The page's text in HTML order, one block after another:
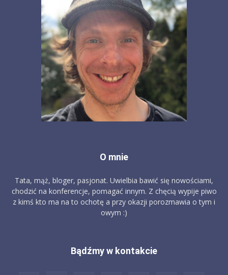
O mnie
Tata, mąż, bloger, pasjonat. Uwielbia bawić się nowościami,
chodzić na konferencje, pomagać innym. Z chęcią wypije piwo
z kimś kto ma na to ochotę a przy okazji porozmawia o tym i
owym :)
Bądźmy w kontakcie